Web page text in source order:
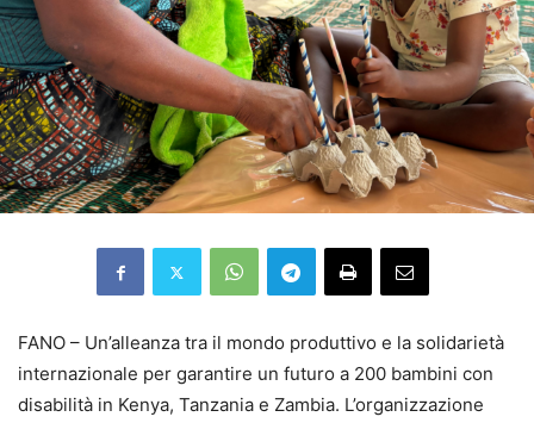
FANO – Un’alleanza tra il mondo produttivo e la solidarietà
internazionale per garantire un futuro a 200 bambini con
disabilità in Kenya, Tanzania e Zambia. L’organizzazione